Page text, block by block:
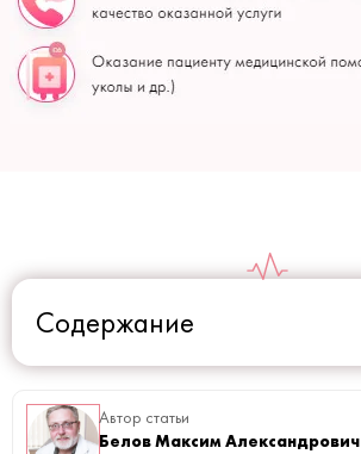
Содержание
Автор статьи
Белов Максим Александрович